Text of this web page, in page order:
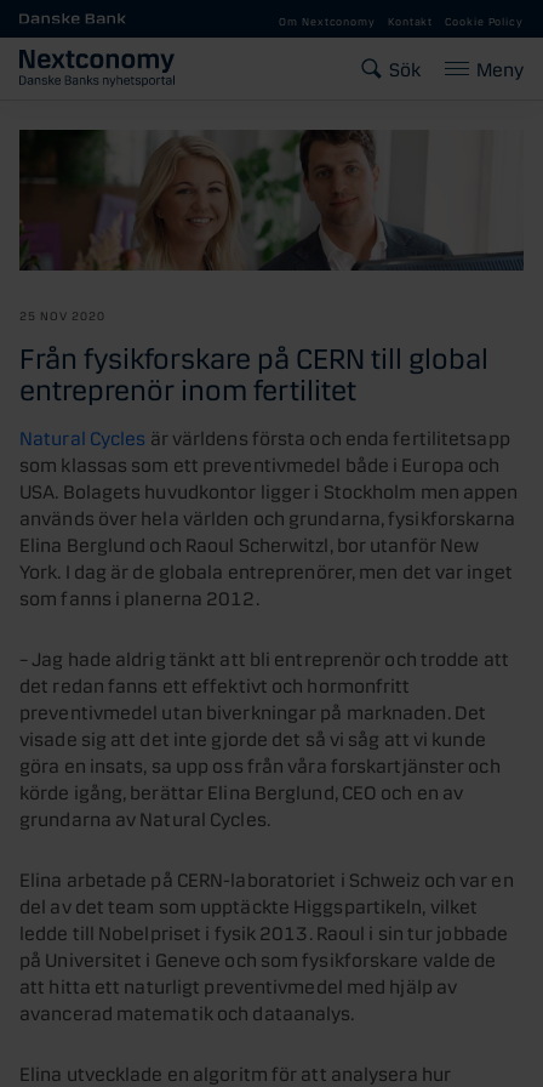
Gå till huvudinnehåll
Om Nextconomy Kontakt Cookie Policy
Sök Meny
25 NOV 2020
Från fysikforskare på CERN till global
entreprenör inom fertilitet
Natural Cycles är världens första och enda fertilitetsapp
som klassas som ett preventivmedel både i Europa och
USA. Bolagets huvudkontor ligger i Stockholm men appen
används över hela världen och grundarna, fysikforskarna
Elina Berglund och Raoul Scherwitzl, bor utanför New
York. I dag är de globala entreprenörer, men det var inget
som fanns i planerna 2012.
– Jag hade aldrig tänkt att bli entreprenör och trodde att
det redan fanns ett effektivt och hormonfritt
preventivmedel utan biverkningar på marknaden. Det
visade sig att det inte gjorde det så vi såg att vi kunde
göra en insats, sa upp oss från våra forskartjänster och
körde igång, berättar Elina Berglund, CEO och en av
grundarna av Natural Cycles.
Elina arbetade på CERN-laboratoriet i Schweiz och var en
del av det team som upptäckte Higgspartikeln, vilket
ledde till Nobelpriset i fysik 2013. Raoul i sin tur jobbade
på Universitet i Geneve och som fysikforskare valde de
att hitta ett naturligt preventivmedel med hjälp av
avancerad matematik och dataanalys.
Elina utvecklade en algoritm för att analysera hur